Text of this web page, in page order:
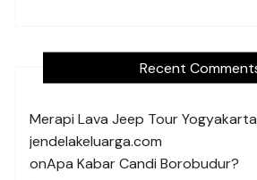
Recent
Merapi Lava Jeep Tour
jendelakeluarga.com
onApa Kabar Candi Borobudur?